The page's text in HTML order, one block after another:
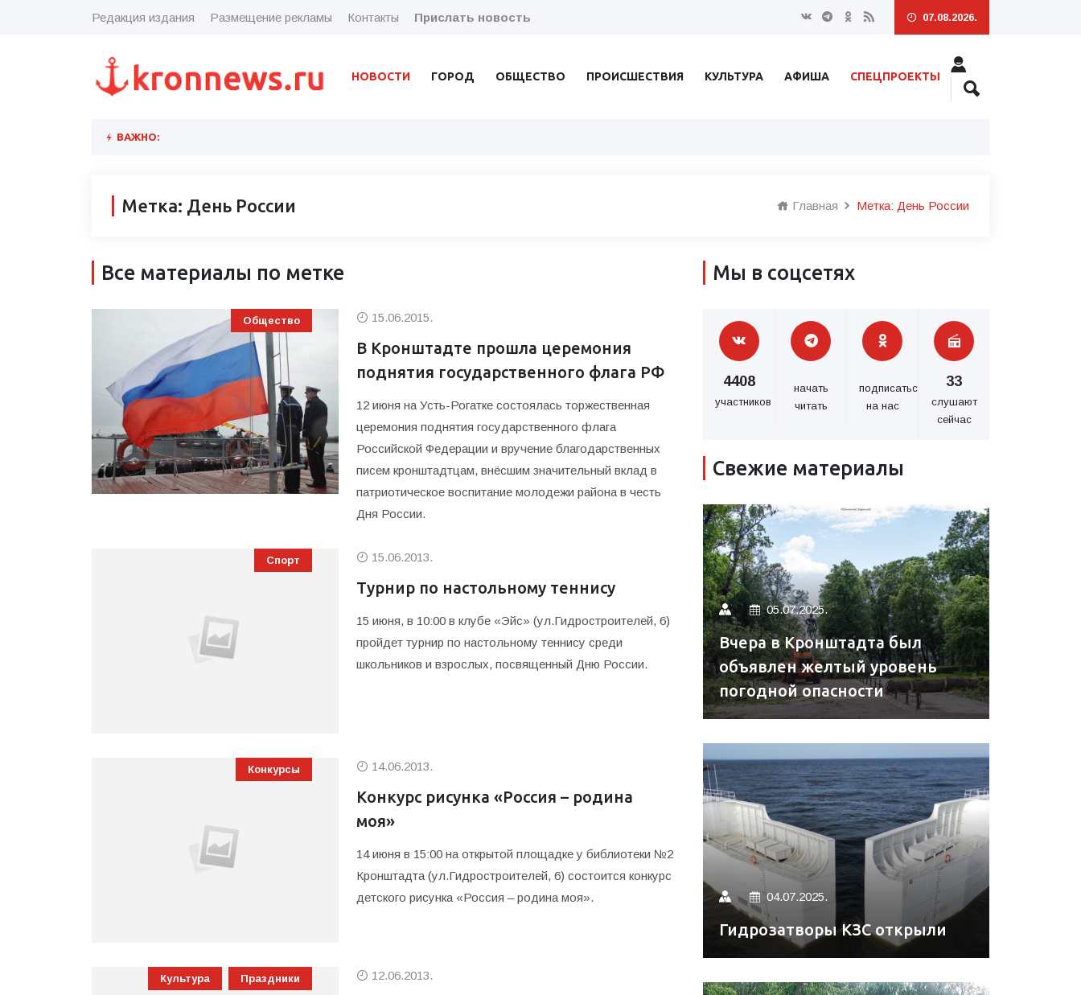
Редакция издания Размещение рекламы Контакты Прислать новость 07.08.2026.
НОВОСТИ ГОРОД ОБЩЕСТВО ПРОИСШЕСТВИЯ КУЛЬТУРА АФИША СПЕЦПРОЕКТЫ
ВАЖНО:
Метка: День России Главная Метка: День России
Все материалы по метке
Общество 15.06.2015.
В Кронштадте прошла церемония
поднятия государственного флага РФ
12 июня на Усть-Рогатке состоялась торжественная
церемония поднятия государственного флага
Российской Федерации и вручение благодарственных
писем кронштадтцам, внёсшим значительный вклад в
патриотическое воспитание молодежи района в честь
Дня России.
Спорт 15.06.2013.
Турнир по настольному теннису
15 июня, в 10:00 в клубе «Эйс» (ул.Гидростроителей, 6)
пройдет турнир по настольному теннису среди
школьников и взрослых, посвященный Дню России.
Конкурсы 14.06.2013.
Конкурс рисунка «Россия – родина
моя»
14 июня в 15:00 на открытой площадке у библиотеки №2
Кронштадта (ул.Гидростроителей, 6) состоится конкурс
детского рисунка «Россия – родина моя».
Культура Праздники 12.06.2013.
Мы в соцсетях
4408
участников
начать
читать
подписаться
на нас
33
слушают
сейчас
Свежие материалы
05.07.2025.
Вчера в Кронштадта был
объявлен желтый уровень
погодной опасности
04.07.2025.
Гидрозатворы КЗС открыли